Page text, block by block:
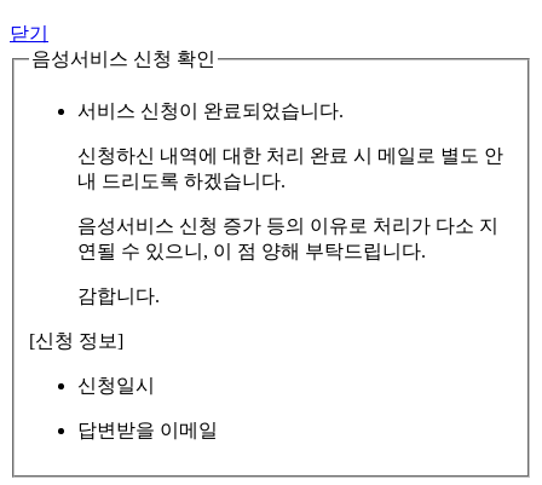
닫기
음성서비스 신청 확인
서비스 신청이 완료되었습니다.
신청하신 내역에 대한 처리 완료 시 메일로 별도 안
내 드리도록 하겠습니다.
음성서비스 신청 증가 등의 이유로 처리가 다소 지
연될 수 있으니, 이 점 양해 부탁드립니다.
감합니다.
[신청 정보]
신청일시
답변받을 이메일